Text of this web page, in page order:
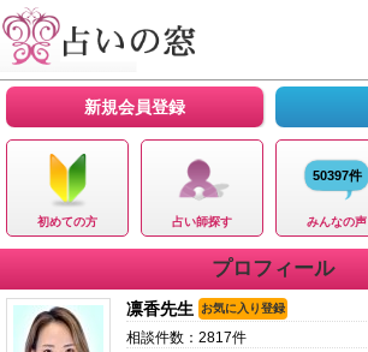
新規会員登録
初めての方 占い師探す
50397件
みんなの声
プロフィール
凛香先生 お気に入り登録
相談件数：2817件